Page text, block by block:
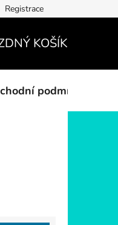
Registrace
KOŠÍK
podmínky